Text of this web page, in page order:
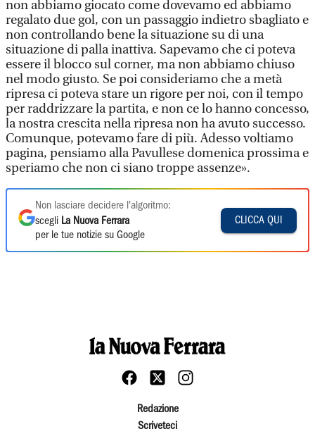
non abbiamo giocato come dovevamo ed abbiamo
regalato due gol, con un passaggio indietro sbagliato e
non controllando bene la situazione su di una
situazione di palla inattiva. Sapevamo che ci poteva
essere il blocco sul corner, ma non abbiamo chiuso
nel modo giusto. Se poi consideriamo che a metà
ripresa ci poteva stare un rigore per noi, con il tempo
per raddrizzare la partita, e non ce lo hanno concesso,
la nostra crescita nella ripresa non ha avuto successo.
Comunque, potevamo fare di più. Adesso voltiamo
pagina, pensiamo alla Pavullese domenica prossima e
speriamo che non ci siano troppe assenze».
Non lasciare decidere l'algoritmo:
scegli La Nuova Ferrara
per le tue notizie su Google
CLICCA QUI
Redazione
Scriveteci